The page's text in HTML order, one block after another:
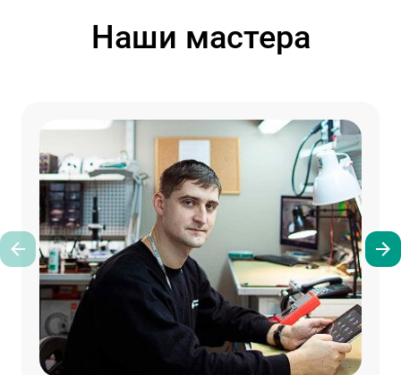
Наши мастера